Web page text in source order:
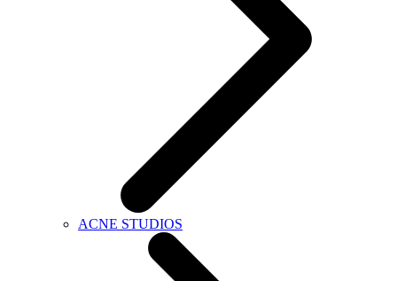
ACNE STUDIOS